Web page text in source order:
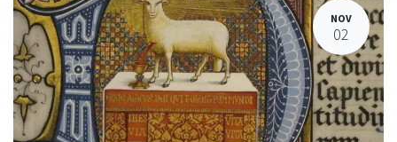
NOV
02